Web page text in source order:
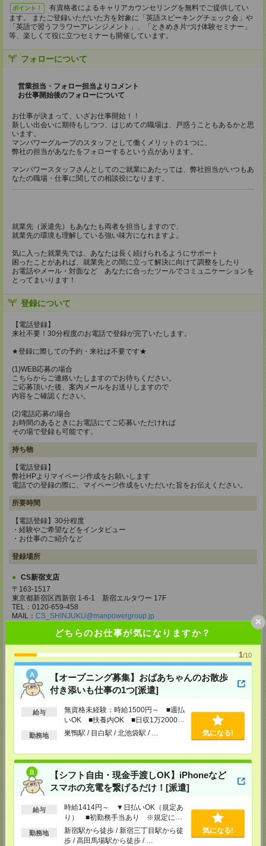
どちらのお仕事が気になりますか？
1/10
【オープニング募集】おばあちゃんのお散歩
付き添いも仕事の1つ[派遣]
給与
無資格未経験：時給1500円～ ■週払
いOK ■扶養内OK ■日収1万2000円
以上
勤務地 巣鴨駅 / 目白駅 / 北池袋駅 / … 気になる!
【シフト自由・現金手渡しOK】iPhoneなど
スマホの充電を繋げるだけ！[派遣]
給与
時給1414円～ ▼日払いOK（規定あ
り） ■初勤務手当あり ※規定によ
る
勤務地
新宿駅から徒歩 / 新宿三丁目駅から徒
歩 / 高田馬場駅から徒歩 / …
気になる!
×
ポイント！
有資格者によるキャリアカウンセリングを無料でご提供してい
ます。 またご登録いただいた方を対象に「英語スピーキングチェック会」や
「英語で習うフラワーアレンジメント」、「ときめき片づけ体験セミナー」
等、楽しくて役に立つセミナーも開催しています。
フォローについて
営業担当・フォロー担当よりコメント
お仕事開始後のフォローについて
お仕事が決まって、いざお仕事開始！！
新しい出会いに期待もしつつ、はじめての職場は、戸惑うこともあるかと思
います。
マンパワーグループのスタッフとして働くメリットの１つに、
弊社の担当があなたをフォローするという点があります。
マンパワースタッフさんとしてのご就業にあたっては、弊社担当がいつもあ
なたの職場・仕事に関しての相談役になります。
就業先（派遣先）もあなたも両者を担当しますので、
就業先の環境も理解している強い味方になれますよ。
気に入った就業先では、あなたは長く続けられるようにサポート
困ったことがあれば、就業先との間に立って解決に向けて調整をしたり
お電話やメール・対面など あなたに合ったツールでコミュニケーションを
とってまいります！
登録について
【電話登録】
来社不要！30分程度のお電話で登録が完了いたします。
★登録に際しての予約・来社は不要です★
(1)WEB応募の場合
こちらからご連絡いたしますのでお待ちください。
ご応募頂いた後、案内メールをお送りしますので
内容をご確認ください。
(2)電話応募の場合
お時間のあるときにお電話にてご応募いただければ
その場で登録も可能です。
持ち物
【電話登録】
弊社HPよりマイページ作成をお願いします
電話での登録の際に、マイページ作成をいただいた旨をお伝えください。
所要時間
【電話登録】30分程度
・経験やご希望などをインタビュー
・お仕事のご紹介など
登録場所
CS新宿支店
〒163-1517
東京都新宿区西新宿 1-6-1 新宿エルタワー 17F
TEL：0120-659-458
MAIL： CS_SHINJUKU@manpowergroup.jp
CS立川支店
〒190-0012
東京都立川市曙町2-34-7 ファーレイーストビル 8F
TEL：0120-659-460
MAIL：CS_TACHIKAWA@manpowergroup.jp
担当：採用担当
CS横浜支店
神奈川県横浜市西区みなとみらい 2-2-1 横浜ランドマークタワー36F
TEL：0120-659-459
担当：採用担当
CS大宮支店
〒330-0854 埼玉県さいたま市大宮区桜木町 1-10-16 シーノ大宮ノース
ウイング 9階
TEL：0120-769-355
MAIL：CS_OMIYA@manpowergroup.jp
CS高崎支店